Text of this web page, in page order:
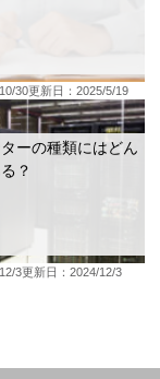
30更新日：2025/5/19
ーの種類にはどん
？
3更新日：2024/12/3